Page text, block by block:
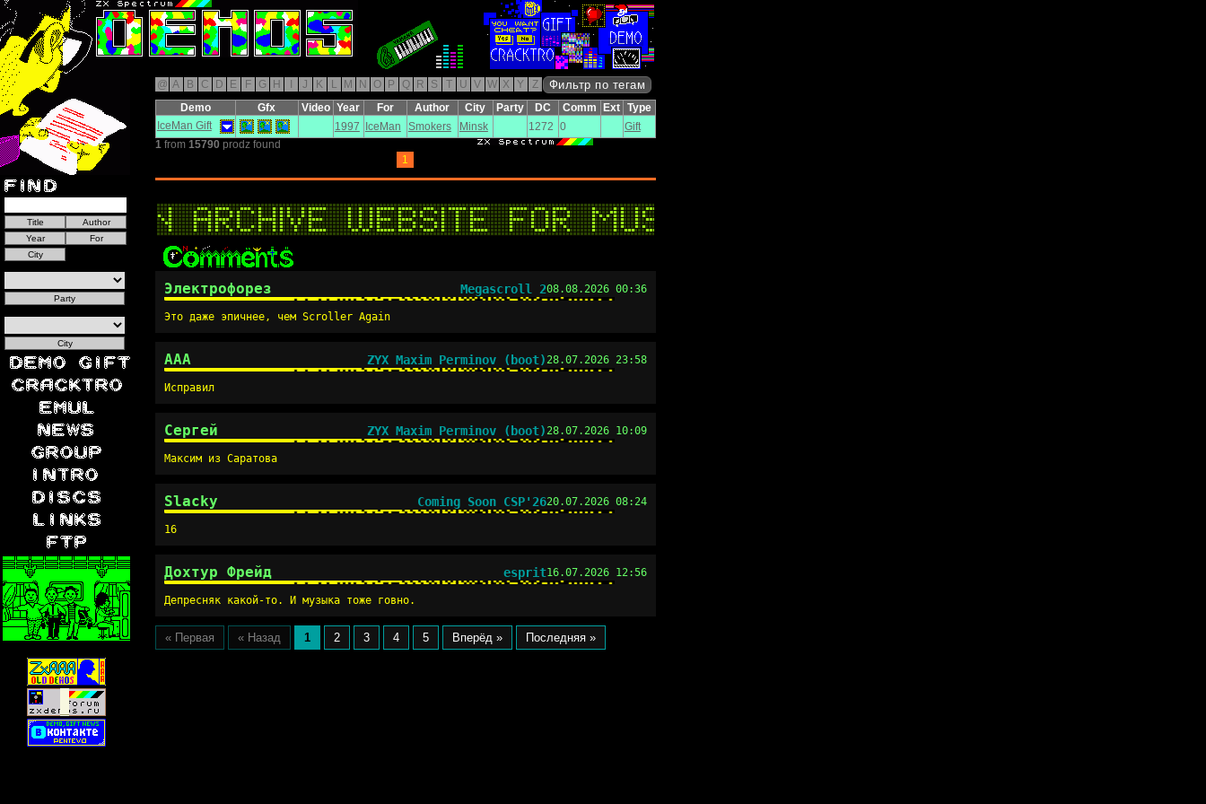
@ A B C D E F G H J K L M N O P Q R S T U V W X Y Z Фильтр по тегам
Demo Gfx Video Year For Author City Party DC Comm Ext Type
IceMan Gift
1997 IceMan Smokers Minsk 1272 0
Gift
1from 15790 prodz found
1
Электрофорез Megascroll 208.08.2026 00:36
Это даже эпичнее, чем Scroller Again
AAA ZYX Maxim Perminov (boot) 28.07.2026 23:58
Исправил
Сергей ZYX Maxim Perminov (boot) 28.07.2026 10:09
Максим из Саратова
Slacky Coming Soon CSP'2620.07.2026 08:24
16
Дохтур Фрейд esprit16.07.2026 12:56
Депресняк какой-то. И музыка тоже говно.
« Первая « Назад 1 2 3 4 5 Вперёд » Последняя »